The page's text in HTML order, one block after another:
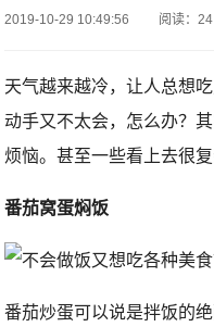
2019-10-29 10:49:56 阅读：24
天气越来越冷，让人总想
动手又不太会，怎么办？
烦恼。甚至一些看上去很
番茄窝蛋焖饭
番茄炒蛋可以说是拌饭的